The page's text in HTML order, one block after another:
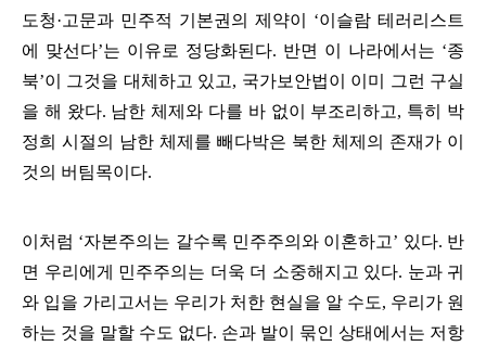
도청·고문과 민주적 기본권의 제약이 ‘이슬람 테러리스트
에 맞선다’는 이유로 정당화된다. 반면 이 나라에서는 ‘종
북’이 그것을 대체하고 있고, 국가보안법이 이미 그런 구실
을 해 왔다. 남한 체제와 다를 바 없이 부조리하고, 특히 박
정희 시절의 남한 체제를 빼다박은 북한 체제의 존재가 이
것의 버팀목이다.
이처럼 ‘자본주의는 갈수록 민주주의와 이혼하고’ 있다. 반
면 우리에게 민주주의는 더욱 더 소중해지고 있다. 눈과 귀
와 입을 가리고서는 우리가 처한 현실을 알 수도, 우리가 원
하는 것을 말할 수도 없다. 손과 발이 묶인 상태에서는 저항